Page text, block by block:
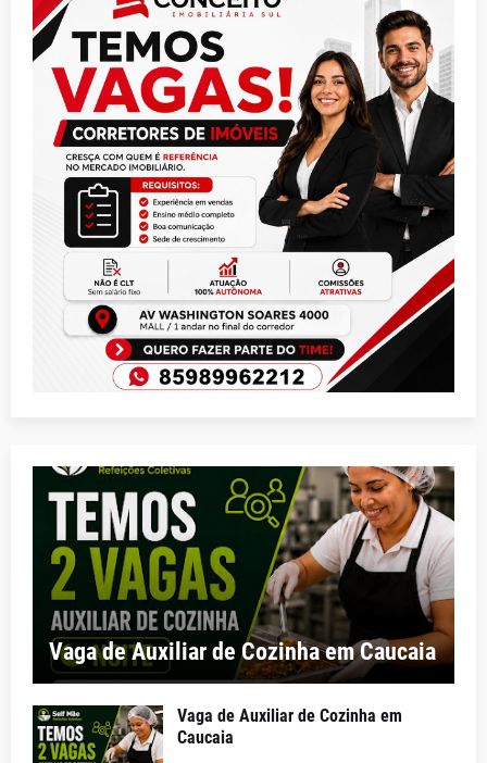
Vaga de Auxiliar de Cozinha em Caucaia
Vaga de Auxiliar de Cozinha em
Caucaia